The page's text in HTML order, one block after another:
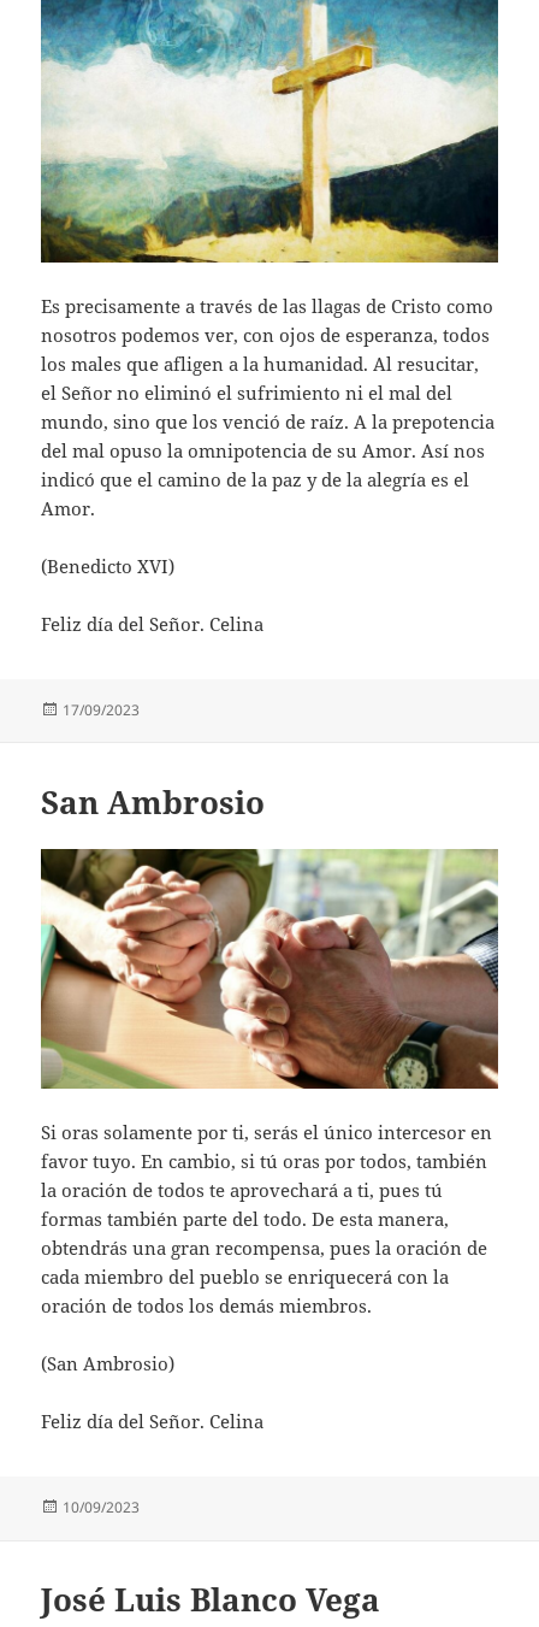
Es precisamente a través de las llagas de Cristo como
nosotros podemos ver, con ojos de esperanza, todos
los males que afligen a la humanidad. Al resucitar,
el Señor no eliminó el sufrimiento ni el mal del
mundo, sino que los venció de raíz. A la prepotencia
del mal opuso la omnipotencia de su Amor. Así nos
indicó que el camino de la paz y de la alegría es el
Amor.
(Benedicto XVI)
Feliz día del Señor. Celina
Publicado
17/09/2023
San Ambrosio
Si oras solamente por ti, serás el único intercesor en
favor tuyo. En cambio, si tú oras por todos, también
la oración de todos te aprovechará a ti, pues tú
formas también parte del todo. De esta manera,
obtendrás una gran recompensa, pues la oración de
cada miembro del pueblo se enriquecerá con la
oración de todos los demás miembros.
(San Ambrosio)
Feliz día del Señor. Celina
Publicado
10/09/2023
José Luis Blanco Vega